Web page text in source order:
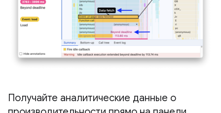
Получайте аналитические данные о